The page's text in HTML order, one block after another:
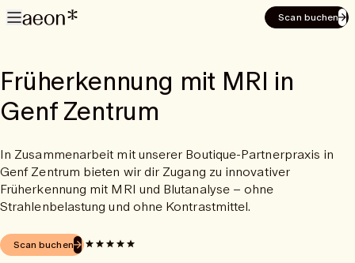
Scan buchen
Früherkennung mit MRI in
Genf Zentrum
In Zusammenarbeit mit unserer Boutique-Partnerpraxis in
Genf Zentrum bieten wir dir Zugang zu innovativer
Früherkennung mit MRI und Blutanalyse – ohne
Strahlenbelastung und ohne Kontrastmittel.
Scan buchen